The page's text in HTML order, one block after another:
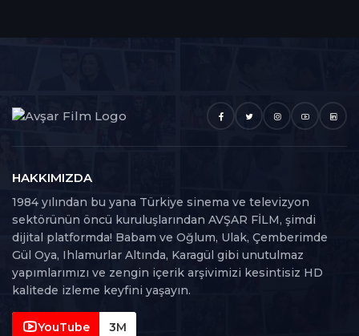
HAKKIMIZDA
1984 yılından bu yana Türkiye sinema ve televizyon
sektörünün öncü kuruluşlarından AVŞAR FİLM, şimdi
dijital platformda! Babam ve Oğlum, Ulak, Çemberimde
Gül Oya, Ihlamurlar Altında, Karagül gibi unutulmaz
yapımlarımızı ve zengin içerik arşivimizi kesintisiz HD
kalitede izleme keyfini yaşayın.
YouTube 3M